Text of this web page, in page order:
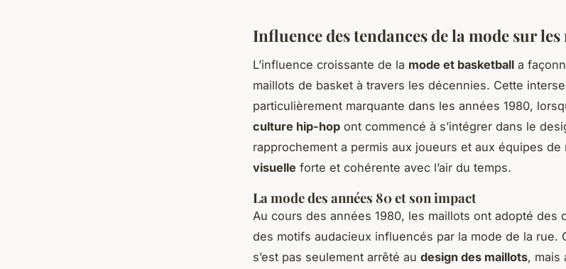
Influence des tendances de la mode sur
L’influence croissante de la mode et basketball a
maillots de basket à travers les décennies. Cette
particulièrement marquante dans les années 1980,
culture hip-hop ont commencé à s’intégrer dans le
rapprochement a permis aux joueurs et aux équipes de
visuelle forte et cohérente avec l’air du temps.
La mode des années 80 et son impact
Au cours des années 1980, les maillots ont adopté des
des motifs audacieux influencés par la mode de la rue.
s’est pas seulement arrêté au design des maillots, mais